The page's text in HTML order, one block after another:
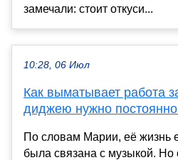
замечали: стоит откуси...
10:28, 06 Июл
Как выматывает работа
диджею нужно
По словам Марии, её жизнь
была связана с музыкой. Но